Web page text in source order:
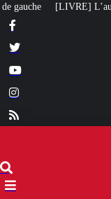
de Michel Maffesoli